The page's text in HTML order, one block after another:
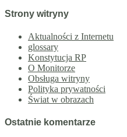
Strony witryny
Aktualności z Internetu
glossary
Konstytucja RP
O Monitorze
Obsługa witryny
Polityka prywatności
Świat w obrazach
Ostatnie komentarze